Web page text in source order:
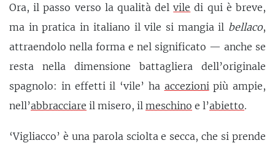
Ora, il passo verso la qualità delvile di qui è breve,
ma in pratica in italiano il vile si mangia il bellaco,
attraendolo nella forma e nel significato — anche se
resta nella dimensione battagliera dell’originale
spagnolo: in effetti il ‘vile’ ha accezioni più ampie,
nell’abbracciare il misero, il meschino e l’abietto.
‘Vigliacco’ è una parola sciolta e secca, che si prende